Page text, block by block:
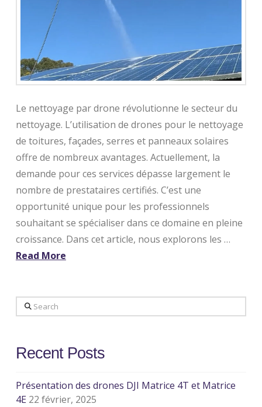
Le nettoyage par drone révolutionne le secteur du
nettoyage. L’utilisation de drones pour le nettoyage
de toitures, façades, serres et panneaux solaires
offre de nombreux avantages. Actuellement, la
demande pour ces services dépasse largement le
nombre de prestataires certifiés. C’est une
opportunité unique pour les professionnels
souhaitant se spécialiser dans ce domaine en pleine
croissance. Dans cet article, nous explorons les …
Read More
Search
Recent Posts
Présentation des drones DJI Matrice 4T et Matrice
4E 22 février, 2025